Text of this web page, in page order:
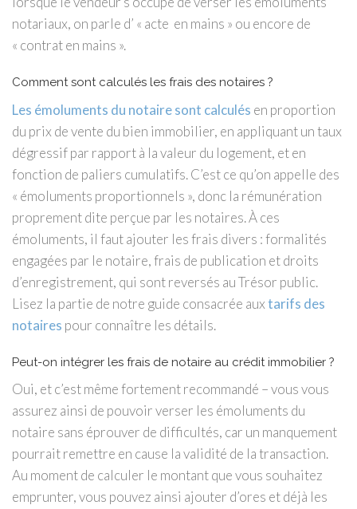
notariaux, on parle d’ « acte en mains » ou encore de
« contrat en mains ».
Comment sont calculés les frais des notaires ?
Les émoluments du notaire sont calculés en proportion
du prix de vente du bien immobilier, en appliquant un taux
dégressif par rapport à la valeur du logement, et en
fonction de paliers cumulatifs. C’est ce qu’on appelle des
« émoluments proportionnels », donc la rémunération
proprement dite perçue par les notaires. À ces
émoluments, il faut ajouter les frais divers : formalités
engagées par le notaire, frais de publication et droits
d’enregistrement, qui sont reversés au Trésor public.
Lisez la partie de notre guide consacrée auxtarifs des
notaires pour connaître les détails.
Peut-on intégrer les frais de notaire au crédit immobilier ?
Oui, et c’est même fortement recommandé – vous vous
assurez ainsi de pouvoir verser les émoluments du
notaire sans éprouver de difficultés, car un manquement
pourrait remettre en cause la validité de la transaction.
Au moment de calculer le montant que vous souhaitez
emprunter, vous pouvez ainsi ajouter d’ores et déjà les